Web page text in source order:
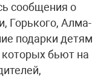
сообщения о
Горького, Алма-
подарки детям
которых бьют на